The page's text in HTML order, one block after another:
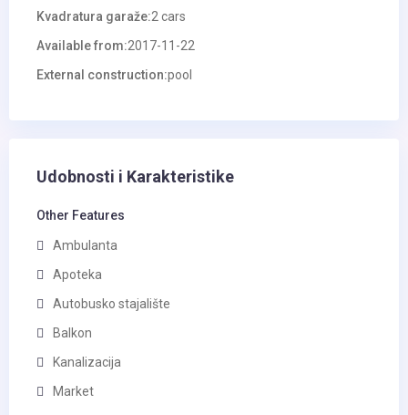
Kvadratura garaže:2 cars
Available from:2017-11-22
External construction:pool
Udobnosti i Karakteristike
Other Features
Ambulanta
Apoteka
Autobusko stajalište
Balkon
Kanalizacija
Market